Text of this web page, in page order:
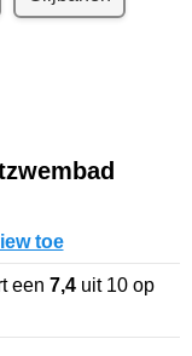
toe
een 7,4 uit 10 op